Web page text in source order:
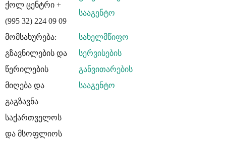
ქოლ ცენტრი +
(995 32) 224 09 09
მომსახურება:
გზავნილების და
წერილების
მიღება და
გაგზავნა
საქართველოს
და მსოფლიოს
სააგენტო
სახელმწიფო
სერვისების
განვითარების
სააგენტო